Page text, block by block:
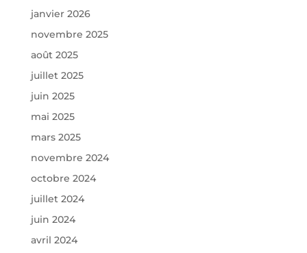
janvier 2026
novembre 2025
août 2025
juillet 2025
juin 2025
mai 2025
mars 2025
novembre 2024
octobre 2024
juillet 2024
juin 2024
avril 2024